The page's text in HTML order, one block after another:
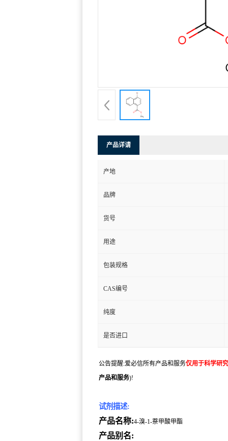
产品详请
产地
品牌
货号
用途
包装规格
CAS编号
纯度
是否进口
公告提醒:爱必信所有产品和服务仅用于科学研究
产品和服务)!
试剂描述:
产品名称:4-溴-1-萘甲酸甲酯
产品别名: